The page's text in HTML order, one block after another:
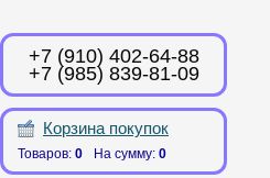
+7 (910) 402-64-88
+7 (985) 839-81-09
Корзина покупок
Товаров: 0 На сумму: 0